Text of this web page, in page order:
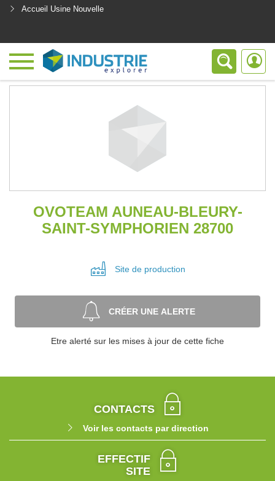
Accueil Usine Nouvelle
OVOTEAM AUNEAU-BLEURY-
SAINT-SYMPHORIEN 28700
Site de production
CRÉER UNE ALERTE
Etre alerté sur les mises à jour de cette fiche
CONTACTS
Voir les contacts par direction
EFFECTIF
SITE